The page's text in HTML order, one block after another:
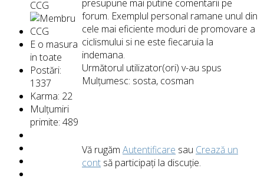
CCG
E o masura
in toate
Postări:
1337
Karma: 22
Mulțumiri
primite: 489
presupune mai putine comentarii pe
forum. Exemplul personal ramane unul din
cele mai eficiente moduri de promovare a
ciclismului si ne este fiecaruia la
indemana.
Următorul utilizator(ori) v-au spus
Mulțumesc: sosta, cosman
Vă rugăm Autentificare sau Crează un
cont să participaţi la discuţie.